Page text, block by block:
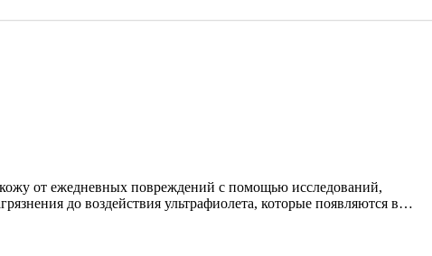
ежедневных повреждений с помощью исследований,
до воздействия ультрафиолета, которые появляются в…